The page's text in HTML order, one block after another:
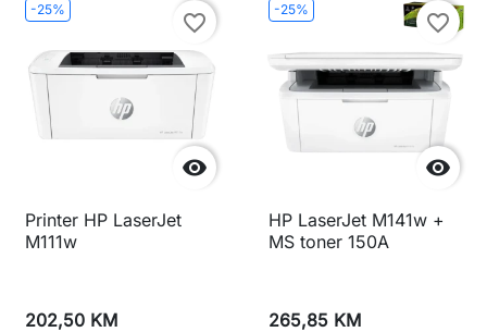
-25%

favorite_border
Printer HP LaserJet
M111w
202,50 KM
-25%

favorite_border
HP LaserJet M141w +
MS toner 150A
265,85 KM